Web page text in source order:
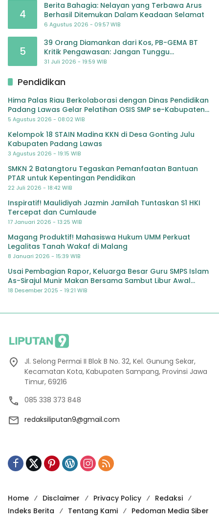
4
Berita Bahagia: Nelayan yang Terbawa Arus
Berhasil Ditemukan Dalam Keadaan Selamat
6 Agustus 2026 - 09:57 WIB
5
39 Orang Diamankan dari Kos, PB-GEMA BT
Kritik Pengawasan: Jangan Tunggu
Masyarakat Bergerak Baru Negara Bertindak
31 Juli 2026 - 19:59 WIB
Pendidikan
Hima Palas Riau Berkolaborasi dengan Dinas Pendidikan
Padang Lawas Gelar Pelatihan OSIS SMP se-Kabupaten
Padang Lawas
5 Agustus 2026 - 08:02 WIB
Kelompok 18 STAIN Madina KKN di Desa Gonting Julu
Kabupaten Padang Lawas
3 Agustus 2026 - 19:15 WIB
SMKN 2 Batangtoru Tegaskan Pemanfaatan Bantuan
PTAR untuk Kepentingan Pendidikan
22 Juli 2026 - 18:42 WIB
Inspiratif! Maulidiyah Jazmin Jamilah Tuntaskan S1 HKI
Tercepat dan Cumlaude
17 Januari 2026 - 13:25 WIB
Magang Produktif! Mahasiswa Hukum UMM Perkuat
Legalitas Tanah Wakaf di Malang
8 Januari 2026 - 15:39 WIB
Usai Pembagian Rapor, Keluarga Besar Guru SMPS Islam
As-Sirajul Munir Makan Bersama Sambut Libur Awal
Semester
18 Desember 2025 - 19:21 WIB
Jl. Selong Permai II Blok B No. 32, Kel. Gunung Sekar,
Kecamatan Kota, Kabupaten Sampang, Provinsi Jawa
Timur, 69216
085 338 373 848
redaksiliputan9@gmail.com
Home Disclaimer Privacy Policy
Redaksi
Indeks Berita
Tentang Kami
Pedoman Media Siber